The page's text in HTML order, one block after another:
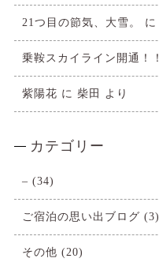
21つ目の節気、大雪。 に
乗鞍スカイライン開通！！
紫陽花 に 柴田 より
カテゴリー
– (34)
ご宿泊の思い出ブログ (3)
その他 (20)